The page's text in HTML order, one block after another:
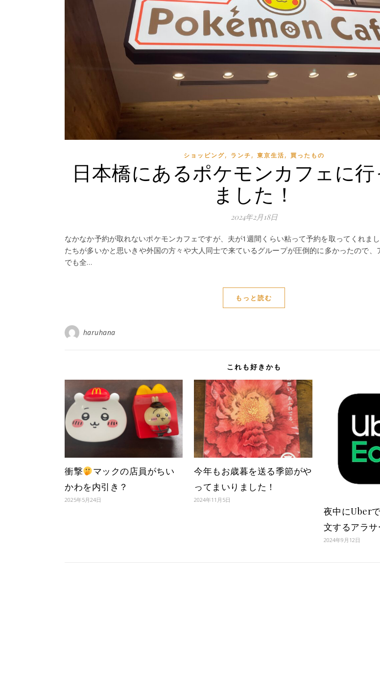
ショッピング, ランチ, 東京生活, 買ったもの
日本橋にあるポケモンカフェに行
ました！
2024年2月18日
なかなか予約が取れないポケモンカフェですが、夫が1週間くらい粘って予約を取ってくれ
たちが多いかと思いきや外国の方々や大人同士で来ているグループが圧倒的に多かったので、
でも全…
もっと読む
haruhana
これも好きかも
衝撃
マックの店員がちい
かわを内引き？
2025年5月24日
今年もお歳暮を送る季節がや
ってまいりました！
2024年11月5日
夜中にUber
文するアラサ
2024年9月12日